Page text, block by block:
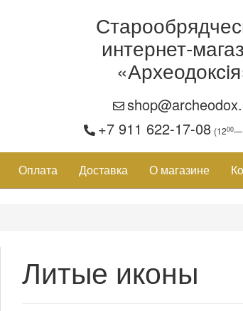
интернет-
+7 911 622-17-08 (1200
Оплата Доставка О магазине
Литые иконы